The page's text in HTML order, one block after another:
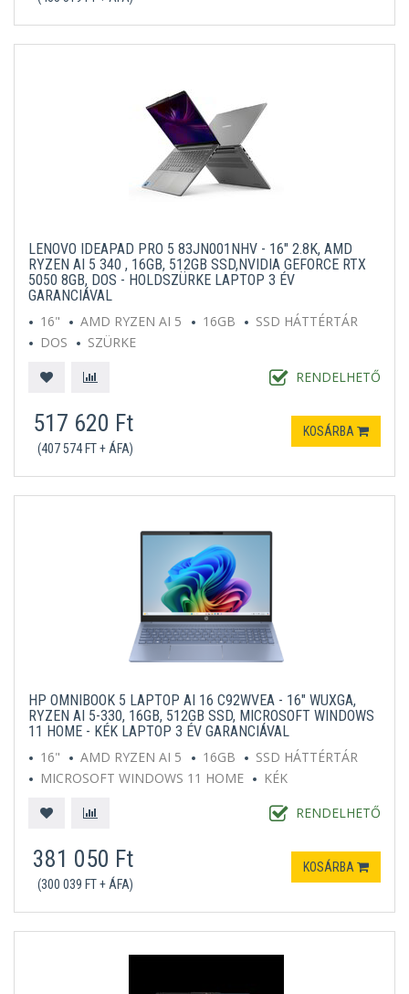
LENOVO IDEAPAD PRO 5 83JN001NHV - 16" 2.8K, AMD
RYZEN AI 5 340 , 16GB, 512GB SSD,NVIDIA GEFORCE RTX
5050 8GB, DOS - HOLDSZÜRKE LAPTOP 3 ÉV
GARANCIÁVAL
16"
AMD RYZEN AI 5 16GB
SSD HÁTTÉRTÁR
DOS
SZÜRKE
RENDELHETŐ
517 620 Ft
(407 574 FT + ÁFA)
KOSÁRBA
HP OMNIBOOK 5 LAPTOP AI 16 C92WVEA - 16" WUXGA,
RYZEN AI 5-330, 16GB, 512GB SSD, MICROSOFT WINDOWS
11 HOME - KÉK LAPTOP 3 ÉV GARANCIÁVAL
16"
AMD RYZEN AI 5 16GB
SSD HÁTTÉRTÁR
MICROSOFT WINDOWS 11 HOME
KÉK
RENDELHETŐ
381 050 Ft
(300 039 FT + ÁFA)
KOSÁRBA